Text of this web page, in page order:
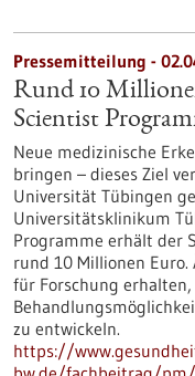
Pressemitteilung -
Rund 10
Scientist
Neue medizinische
bringen – dieses Ziel
Universität Tübingen
Universitätsklinikum
Programme erhält der
rund 10 Millionen
für Forschung
zu entwickeln.
https://